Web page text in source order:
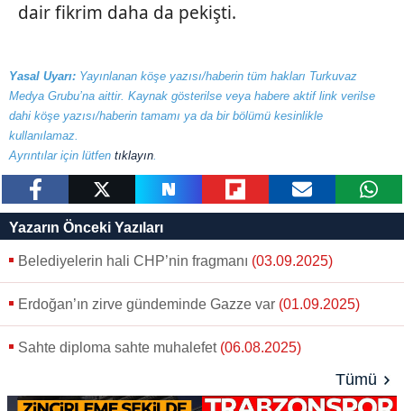
dair fikrim daha da pekişti.
Yasal Uyarı: Yayınlanan köşe yazısı/haberin tüm hakları Turkuvaz
Medya Grubu’na aittir. Kaynak gösterilse veya habere aktif link verilse
dahi köşe yazısı/haberin tamamı ya da bir bölümü kesinlikle
kullanılamaz.
Ayrıntılar için lütfen tıklayın.
Yazarın Önceki Yazıları
Belediyelerin hali CHP’nin fragmanı (03.09.2025)
Erdoğan’ın zirve gündeminde Gazze var (01.09.2025)
Sahte diploma sahte muhalefet (06.08.2025)
Tümü